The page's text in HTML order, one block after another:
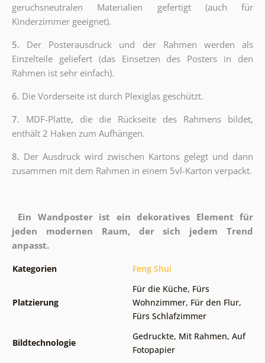
geruchsneutralen Materialien gefertigt (auch für
Kinderzimmer geeignet).
5. Der Posterausdruck und der Rahmen werden als
Einzelteile geliefert (das Einsetzen des Posters in den
Rahmen ist sehr einfach).
6. Die Vorderseite ist durch Plexiglas geschützt.
7. MDF-Platte, die die Rückseite des Rahmens bildet,
enthält 2 Haken zum Aufhängen.
8. Der Ausdruck wird zwischen Kartons gelegt und dann
zusammen mit dem Rahmen in einem 5vl-Karton verpackt.
Ein Wandposter ist ein dekoratives Element für
jeden modernen Raum, der sich jedem Trend
anpasst.
Kategorien Feng Shui
Platzierung
Für die Küche, Fürs
Wohnzimmer, Für den Flur,
Fürs Schlafzimmer
Bildtechnologie
Gedruckte, Mit Rahmen, Auf
Fotopapier